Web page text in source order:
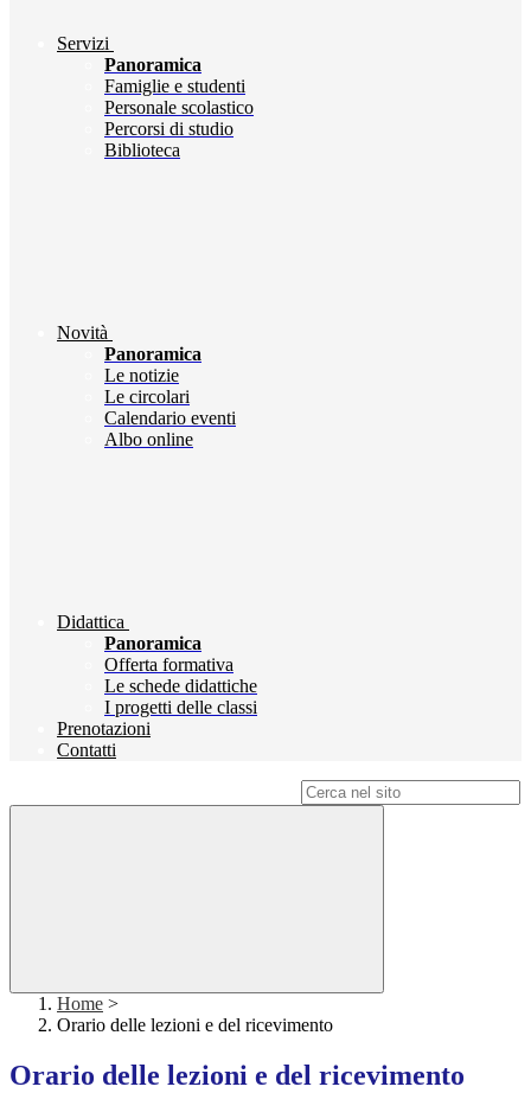
Servizi
Panoramica
Famiglie e studenti
Personale scolastico
Percorsi di studio
Biblioteca
Novità
Panoramica
Le notizie
Le circolari
Calendario eventi
Albo online
Didattica
Panoramica
Offerta formativa
Le schede didattiche
I progetti delle classi
Prenotazioni
Contatti
Home >
Orario delle lezioni e del ricevimento
Orario delle lezioni e del ricevimento